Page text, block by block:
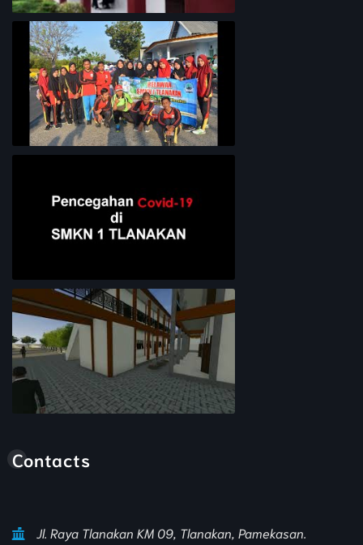
Lingkungan Sekolah
Bersih-Bersih Pantai
Pencegahan COVID-19
Contacts
Jl. Raya Tlanakan KM 09, Tlanakan, Pamekasan.